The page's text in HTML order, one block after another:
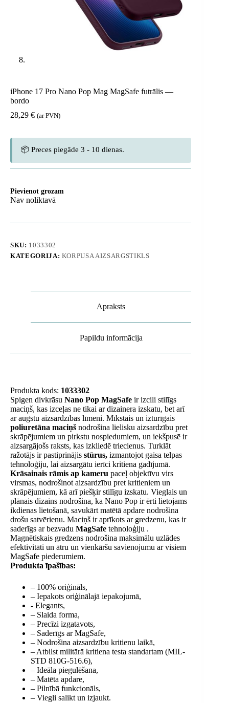
iPhone 17 Pro Nano Pop Mag MagSafe futrālis —
bordo
28,29 € (ar PVN)
📦 Preces piegāde 3 - 10 dienas.
Pievienot grozam
Nav noliktavā
SKU: 1033302
KATEGORIJA: KORPUSA AIZSARGSTIKLS
Apraksts
Papildu informācija
Produkta kods: 1033302
Spigen divkrāsu Nano Pop MagSafe ir izcili stilīgs
maciņš, kas izceļas ne tikai ar dizainera izskatu, bet arī
ar augstu aizsardzības līmeni. Mīkstais un izturīgais
poliuretāna maciņš nodrošina lielisku aizsardzību pret
skrāpējumiem un pirkstu nospiedumiem, un iekšpusē ir
aizsargājošs raksts, kas izkliedē triecienus. Turklāt
ražotājs ir pastiprinājis stūrus, izmantojot gaisa telpas
tehnoloģiju, lai aizsargātu ierīci kritiena gadījumā.
Krāsainais rāmis ap kameru paceļ objektīvu virs
virsmas, nodrošinot aizsardzību pret kritieniem un
skrāpējumiem, kā arī piešķir stilīgu izskatu. Vieglais un
plānais dizains nodrošina, ka Nano Pop ir ērti lietojams
ikdienas lietošanā, savukārt matētā apdare nodrošina
drošu satvērienu. Maciņš ir aprīkots ar gredzenu, kas ir
saderīgs ar bezvadu MagSafe tehnoloģiju .
Magnētiskais gredzens nodrošina maksimālu uzlādes
efektivitāti un ātru un vienkāršu savienojumu ar visiem
MagSafe piederumiem.
Produkta īpašības:
– 100% oriģināls,
– Iepakots oriģinālajā iepakojumā,
- Elegants,
– Slaida forma,
– Precīzi izgatavots,
– Saderīgs ar MagSafe,
– Nodrošina aizsardzību kritienu laikā,
– Atbilst militārā kritiena testa standartam (MIL-
STD 810G-516.6),
– Ideāla piegulēšana,
– Matēta apdare,
– Pilnībā funkcionāls,
– Viegli salikt un izjaukt.